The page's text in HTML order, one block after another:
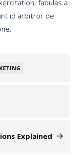
fabulas a
id arbitror de
Explained